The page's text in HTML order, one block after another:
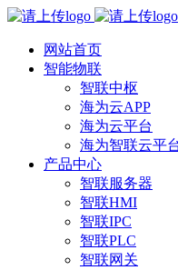
网站首页
智能物联
智联中枢
海为云APP
海为云平台
海为智联云平
产品中心
智联服务器
智联HMI
智联IPC
智联PLC
智联网关